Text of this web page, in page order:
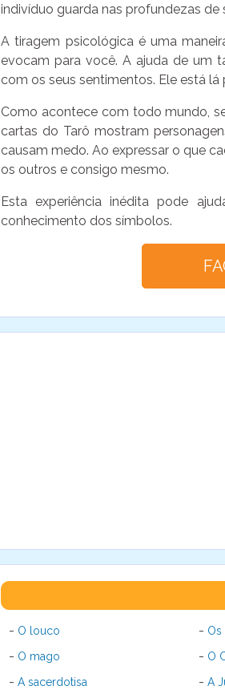
indivíduo guarda nas profundezas de
A tiragem psicológica é uma
evocam para você. A ajuda de um
com os seus sentimentos. Ele está
Como acontece com todo mundo,
cartas do Tarô mostram
causam medo. Ao expressar o que
os outros e consigo mesmo.
Esta experiência inédita pode
conhecimento dos símbolos.
- O louco
- O mago
- A sacerdotisa
- Os
- O
- A